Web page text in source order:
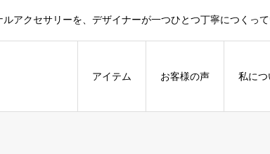
アクセサリーを、デザイナーが一つひとつ丁寧につくっ
アイテム お客様の声 私につ